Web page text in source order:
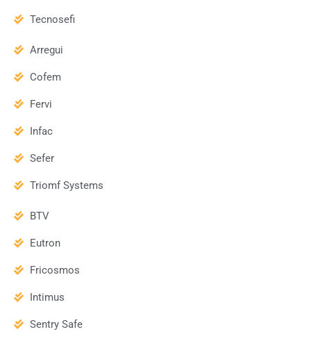
Tecnosefi
Arregui
Cofem
Fervi
Infac
Sefer
Triomf Systems
BTV
Eutron
Fricosmos
Intimus
Sentry Safe